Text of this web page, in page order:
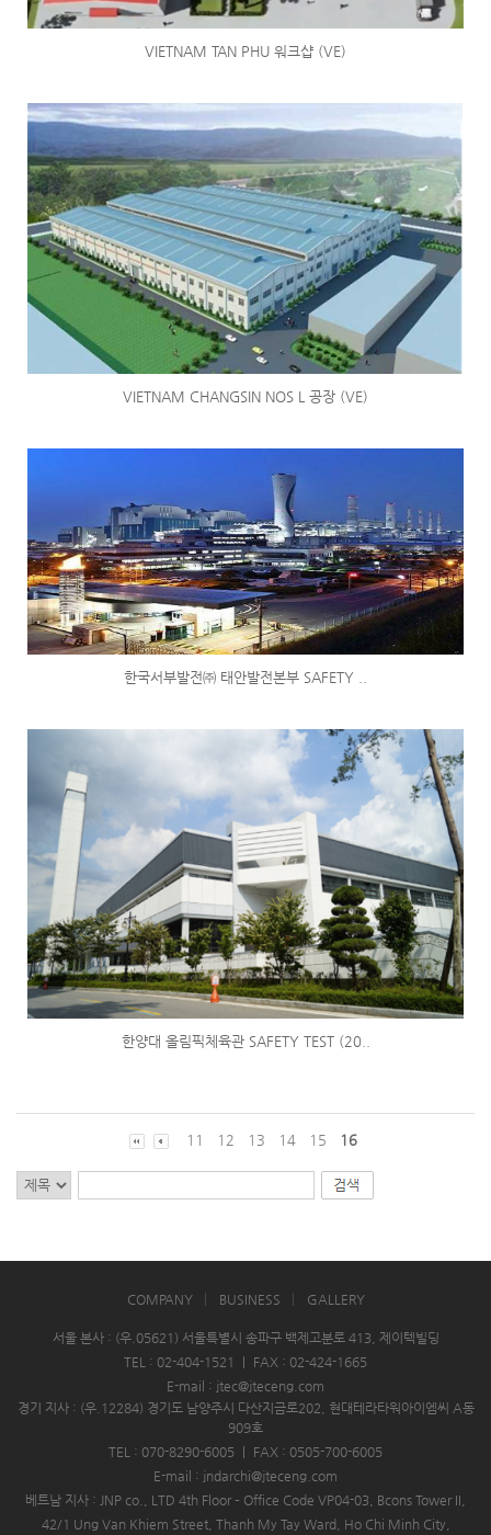
VIETNAM TAN PHU 워크샵 (VE)
VIETNAM CHANGSIN NOS L 공장 (VE)
한국서부발전㈜ 태안발전본부 SAFETY ..
한양대 올림픽체육관 SAFETY TEST (20..
11 12 13 14 15 16
COMPANY BUSINESS GALLERY
서울 본사 : (우.05621) 서울특별시 송파구 백제고분로 413, 제이텍빌딩
TEL : 02-404-1521
FAX : 02-424-1665
E-mail : jtec@jteceng.com
경기 지사 : (우.12284) 경기도 남양주시 다산지금로202, 현대테라타워아이엠씨 A동
909호
TEL : 070-8290-6005
FAX : 0505-700-6005
E-mail : jndarchi@jteceng.com
베트남 지사 : JNP co., LTD 4th Floor – Office Code VP04-03, Bcons Tower II,
42/1 Ung Van Khiem Street, Thanh My Tay Ward, Ho Chi Minh City,